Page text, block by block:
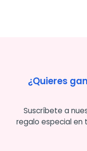
¿Quieres
Suscríbete a
regalo especial en